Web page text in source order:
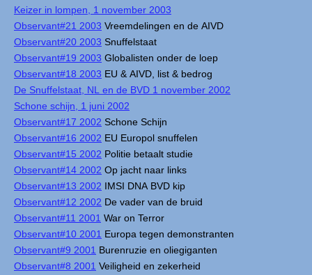
Keizer in lompen, 1 november 2003
Observant#21 2003 Vreemdelingen en de AIVD
Observant#20 2003 Snuffelstaat
Observant#19 2003 Globalisten onder de loep
Observant#18 2003 EU & AIVD, list & bedrog
De Snuffelstaat, NL en de BVD 1 november 2002
Schone schijn, 1 juni 2002
Observant#17 2002 Schone Schijn
Observant#16 2002 EU Europol snuffelen
Observant#15 2002 Politie betaalt studie
Observant#14 2002 Op jacht naar links
Observant#13 2002 IMSI DNA BVD kip
Observant#12 2002 De vader van de bruid
Observant#11 2001 War on Terror
Observant#10 2001 Europa tegen demonstranten
Observant#9 2001 Burenruzie en oliegiganten
Observant#8 2001 Veiligheid en zekerheid